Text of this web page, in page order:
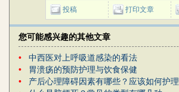
投稿 打印文章
您可能感兴趣的其他文章
• 中西医对上呼吸道感染的看法
•
胃溃疡的预防护理与饮食保健
• 产后心理障碍因素有哪些？应该如何护理